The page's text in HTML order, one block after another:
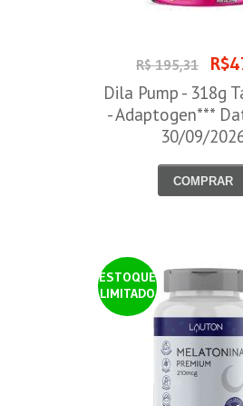
R$ 195,31
Dila Pump - 318g
- Adaptogen***
30/09/
COMPRAR
ESTOQUE
LIMITADO